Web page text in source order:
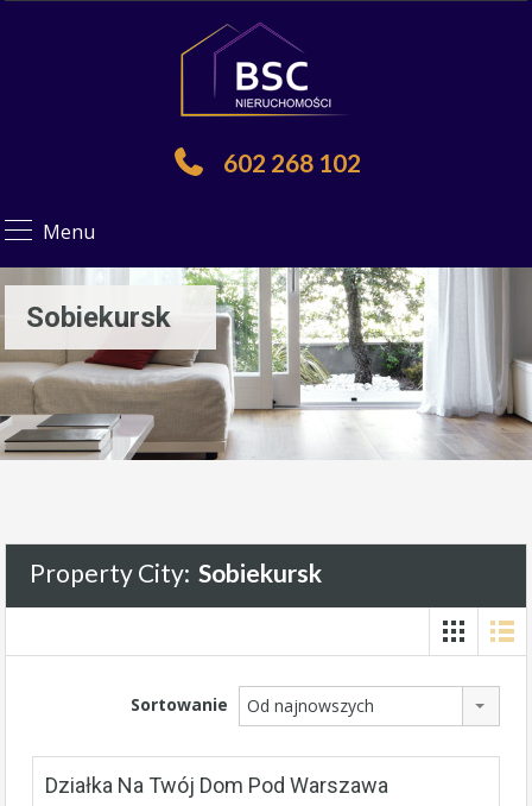
602 268 102
Menu
Sobiekursk
Property City: Sobiekursk
Sortowanie Od najnowszych
Działka Na Twój Dom Pod Warszawa